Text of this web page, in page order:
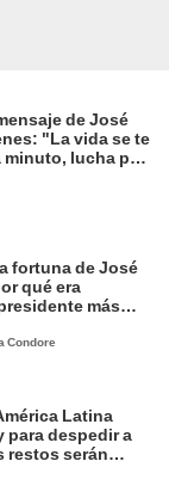
de José
"La vida se te
minuto, lucha por
fortuna de José
qué era
más
Condore
Latina
para despedir a
restos serán